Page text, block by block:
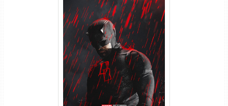
Demolidor: Renascido 2ª
Temporada (2026) WEB-DL
1080p Dual Áudio